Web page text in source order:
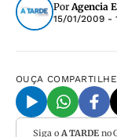
PorAgencia
15/01/2009 -
OUÇA COMPARTILHE
Siga o A TARDEno